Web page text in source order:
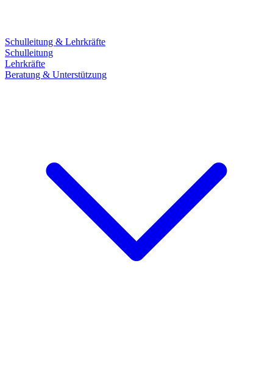
Schulleitung & Lehrkräfte
Schulleitung
Lehrkräfte
Beratung & Unterstützung